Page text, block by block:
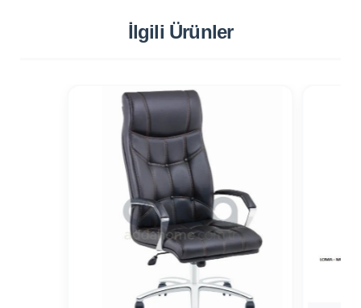
İlgili Ürünler